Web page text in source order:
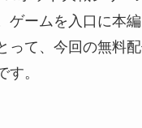
ゲームを入口に本
って、今回の無料
す。